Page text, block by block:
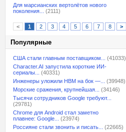
Для марсианских вертолётов нового
поколения...
(2111)
< 1 2 3 4 5 6 7 8 >
Популярные
США стали главным поставщиком...
(41033)
Character.AI запустила короткие ИИ-
сериалы...
(40331)
Инженеры уложили HBM на бок —...
(39948)
Морские сражения, крупнейшая...
(34146)
Тысячи сотрудников Google требуют...
(29781)
Chrome для Android стал заметно
плавнее: Google...
(23974)
Россияне стали звонить и писать...
(22665)